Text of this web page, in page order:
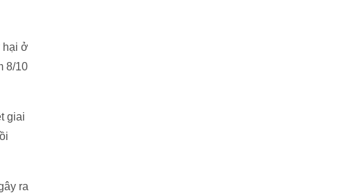
hại ở
8/10
giai
ra